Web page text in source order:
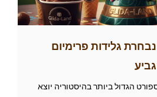
2026: נבחרת גלידות פרימיום
אירוע הספורט הגדול ביותר בהיסטוריה יוצא